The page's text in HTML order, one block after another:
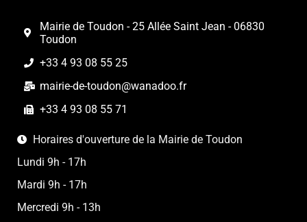
Mairie de Toudon - 25 Allée Saint Jean - 06830
Toudon
+33 4 93 08 55 25
mairie-de-toudon@wanadoo.fr
+33 4 93 08 55 71
Horaires d'ouverture de la Mairie de Toudon
Lundi 9h - 17h
Mardi 9h - 17h
Mercredi 9h - 13h